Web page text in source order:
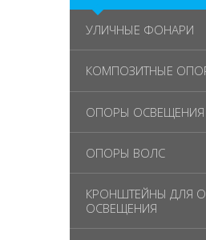
УЛИЧНЫЕ ФОНАРИ
КОМПОЗИТНЫЕ
ОПОРЫ ОСВЕЩЕНИЯ
ОПОРЫ ВОЛС
КРОНШТЕЙНЫ ДЛЯ
ОСВЕЩЕНИЯ